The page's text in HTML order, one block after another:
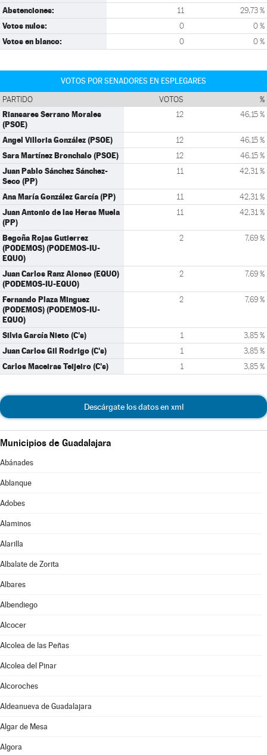
Abstenciones: 11 29,73 %
Votos nulos: 0 0 %
Votos en blanco: 0 0 %
VOTOS POR SENADORES EN ESPLEGARES
PARTIDO VOTOS %
Riansares Serrano Morales
(PSOE)
12 46,15 %
Angel Villoria González (PSOE) 12 46,15 %
Sara Martínez Bronchalo (PSOE) 12 46,15 %
Juan Pablo Sánchez Sánchez-
Seco (PP)
11 42,31 %
Ana María González García (PP) 11 42,31 %
Juan Antonio de las Heras Muela
(PP)
11 42,31 %
Begoña Rojas Gutierrez
(PODEMOS) (PODEMOS-IU-
EQUO)
2 7,69 %
Juan Carlos Ranz Alonso (EQUO)
(PODEMOS-IU-EQUO)
2 7,69 %
Fernando Plaza Minguez
(PODEMOS) (PODEMOS-IU-
EQUO)
2 7,69 %
Silvia García Nieto (C's) 1 3,85 %
Juan Carlos Gil Rodrigo (C's) 1 3,85 %
Carlos Maceiras Teijeiro (C's) 1 3,85 %
Descárgate los datos en xml
Municipios de Guadalajara
Abánades
Ablanque
Adobes
Alaminos
Alarilla
Albalate de Zorita
Albares
Albendiego
Alcocer
Alcolea de las Peñas
Alcolea del Pinar
Alcoroches
Aldeanueva de Guadalajara
Algar de Mesa
Algora